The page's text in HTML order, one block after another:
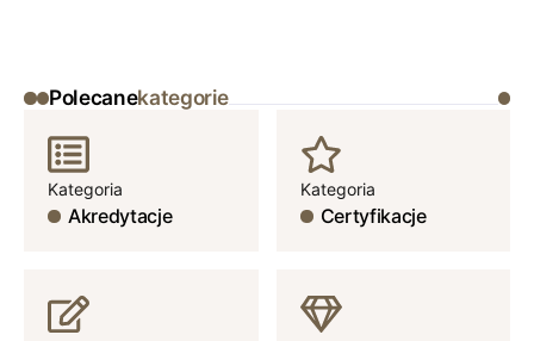
Polecanekategorie
Kategoria
Akredytacje
Kategoria
Certyfikacje